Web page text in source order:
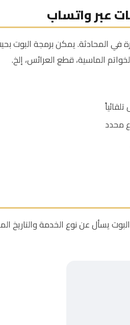
عبر واتساب
في المحادثة. يمكن برمجة البوت
الماسية، قطع العرائس، إلخ.
محدد
يسأل عن نوع الخدمة